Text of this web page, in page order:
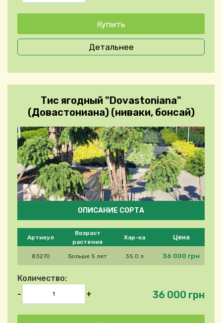
Детальнее
Тис ягодный "Dovastoniana"
(Довастониана) (ниваки, бонсай)
Please select product
Артикул
Возраст
растения
Хар-ка Цена
83270 Больше 5 лет 35.0 л 36 000 грн
Количество:
-
+ 36 000 грн
ОПИСАНИЕ СОРТА